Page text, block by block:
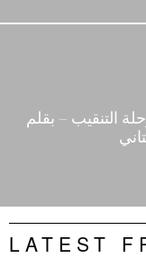
التنقيب – بقلم
LATEST